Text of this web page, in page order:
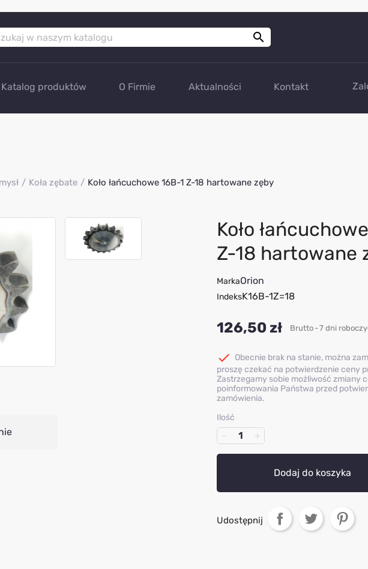

Katalog produktów O Firmie Aktualności Kontakt
Koła zębate Koło łańcuchowe 16B-1 Z-18 hartowane zęby
Koło
Z-18 hartowane
MarkaOrion
IndeksK16B-1Z=18
126,50 zł Brutto 7 dni
 Obecnie brak na stanie, można
proszę czekać na potwierdzenie ceny
Zastrzegamy sobie możliwość zmiany
poinformowania Państwa przed
zamówienia.
Ilość
Dodaj do koszyka
Udostępnij